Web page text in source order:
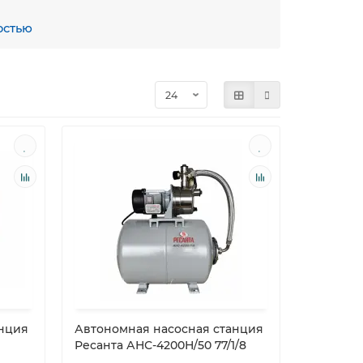
даже в небольших загородных хозяйствах.
Автономная насосная станция
Ресанта АНС-4200Н/50 77/1/8